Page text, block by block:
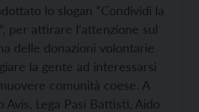
lo slogan “Condividi la
per attirare l’attenzione sul
delle donazioni volontarie
la gente ad interessarsi
comunità coese. A
Avis, Lega Pasi Battisti, Aido